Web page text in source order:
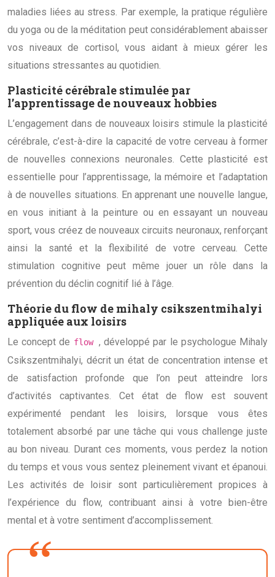
maladies liées au stress. Par exemple, la pratique régulière
du yoga ou de la méditation peut considérablement abaisser
vos niveaux de cortisol, vous aidant à mieux gérer les
situations stressantes au quotidien.
Plasticité cérébrale stimulée par
l’apprentissage de nouveaux hobbies
L’engagement dans de nouveaux loisirs stimule la plasticité
cérébrale, c’est-à-dire la capacité de votre cerveau à former
de nouvelles connexions neuronales. Cette plasticité est
essentielle pour l’apprentissage, la mémoire et l’adaptation
à de nouvelles situations. En apprenant une nouvelle langue,
en vous initiant à la peinture ou en essayant un nouveau
sport, vous créez de nouveaux circuits neuronaux, renforçant
ainsi la santé et la flexibilité de votre cerveau. Cette
stimulation cognitive peut même jouer un rôle dans la
prévention du déclin cognitif lié à l’âge.
Théorie du flow de mihaly csikszentmihalyi
appliquée aux loisirs
Le concept de flow , développé par le psychologue Mihaly
Csikszentmihalyi, décrit un état de concentration intense et
de satisfaction profonde que l’on peut atteindre lors
d’activités captivantes. Cet état de flow est souvent
expérimenté pendant les loisirs, lorsque vous êtes
totalement absorbé par une tâche qui vous challenge juste
au bon niveau. Durant ces moments, vous perdez la notion
du temps et vous vous sentez pleinement vivant et épanoui.
Les activités de loisir sont particulièrement propices à
l’expérience du flow, contribuant ainsi à votre bien-être
mental et à votre sentiment d’accomplissement.